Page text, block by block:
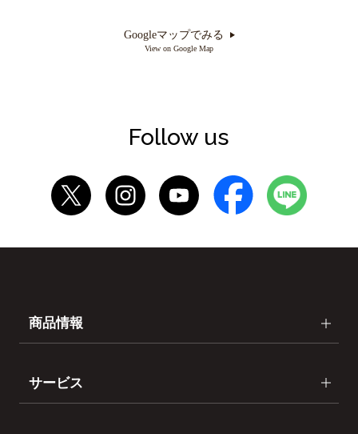
Googleマップでみる
View on Google Map
Follow us
商品情報
サービス